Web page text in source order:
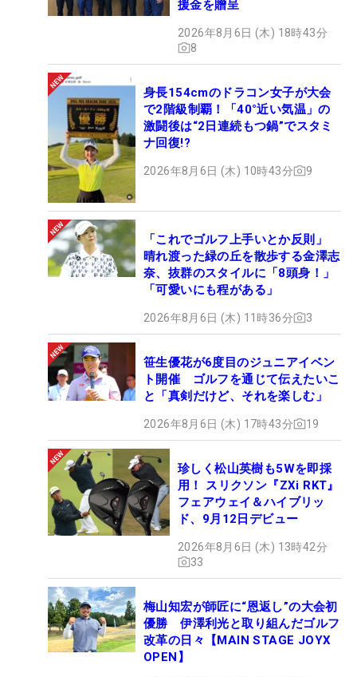
援金を贈呈
2026年8月6日 (木) 18時43分
8
身長154cmのドラコン女子が大会
で2階級制覇！「40°近い気温」の
激闘後は“2日連続もつ鍋”でスタミ
ナ回復!?
2026年8月6日 (木) 10時43分 9
「これでゴルフ上手いとか反則」
晴れ渡った緑の丘を散歩する金澤志
奈、抜群のスタイルに「8頭身！」
「可愛いにも程がある」
2026年8月6日 (木) 11時36分 3
笹生優花が6度目のジュニアイベン
ト開催 ゴルフを通じて伝えたいこ
と「真剣だけど、それを楽しむ」
2026年8月6日 (木) 17時43分 19
珍しく松山英樹も5Wを即採
用！ スリクソン『ZXi RKT』
フェアウェイ＆ハイブリッ
ド、9月12日デビュー
2026年8月6日 (木) 13時42分
33
梅山知宏が師匠に“恩返し”の大会初
優勝 伊澤利光と取り組んだゴルフ
改革の日々【MAIN STAGE JOYX
OPEN】